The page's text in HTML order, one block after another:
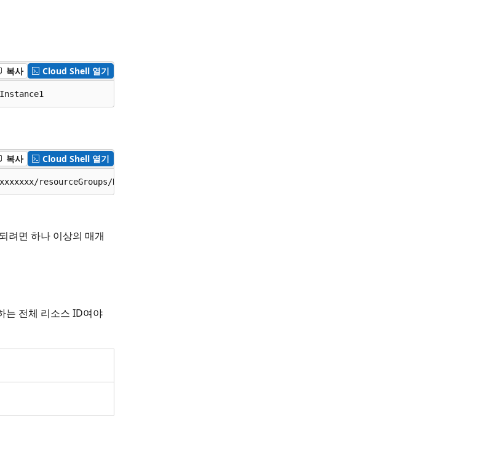
복사 Cloud Shell 열기
복사 Cloud Shell 열기
resourceGroups/ResourceGroup1/providers/Microsoft.Sql/managedInstances/ManagedInstance1/dtc/
려면 하나 이상의 매개
는 전체 리소스 ID여야